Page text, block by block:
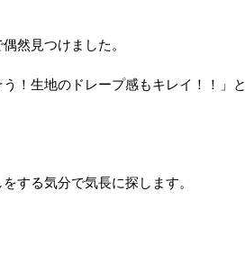
然見つけました。
！生地のドレープ感もキレイ！！」と
する気分で気長に探します。